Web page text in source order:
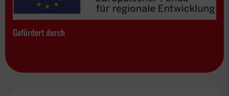
Gefördert durch